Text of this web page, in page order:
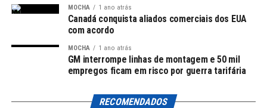
que possam comprometer a continuidade do serviço.
Leia Também: Senador Hamilton
Mourão é escolhido para comissão
de inteligência
O que o Farmácia Popular Oferece
MOCHA 1 ano atrás
Canadá conquista aliados comerciais dos EUA
com acordo
MOCHA 1 ano atrás
GM interrompe linhas de montagem e 50 mil
empregos ficam em risco por guerra tarifária
RECOMENDADOS